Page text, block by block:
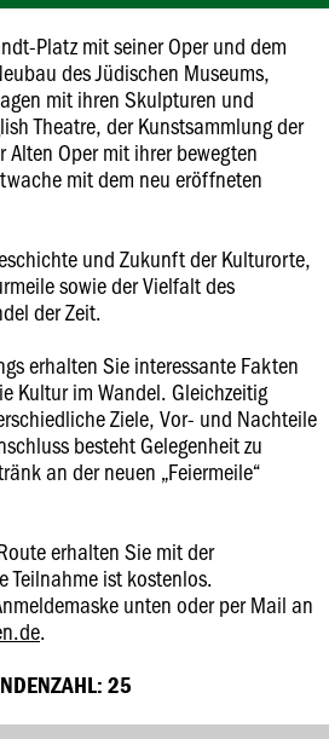
Platz mit seiner Oper und dem
des Jüdischen Museums,
mit ihren Skulpturen und
Theatre, der Kunstsammlung der
Oper mit ihrer bewegten
mit dem neu eröffneten
und Zukunft der Kulturorte,
sowie der Vielfalt des
der Zeit.
erhalten Sie interessante Fakten
Kultur im Wandel. Gleichzeitig
Ziele, Vor- und Nachteile
besteht Gelegenheit zu
an der neuen „Feiermeile“
erhalten Sie mit der
Teilnahme ist kostenlos.
unten oder per Mail an
.
25